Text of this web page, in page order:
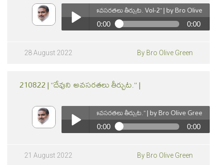
Play /
280822 | “దేవుని అవసరతలు తీర్చుట. Vol-2” | by Bro Olive Green
0:00 0:00
Olive Green
28 August 2022 By Bro Olive Green
210822 | “దేవుని అవసరతలు తీర్చుట.” |
Play /
210822 | “దేవుని అవసరతలు తీర్చుట.” | by Bro Olive Green
0:00 0:00
Green
21 August 2022 By Bro Olive Green